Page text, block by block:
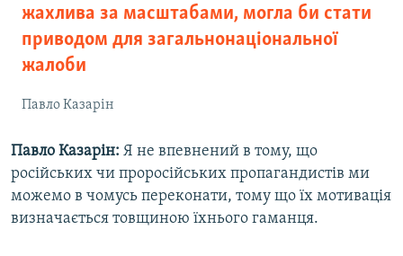
жахлива за масштабами, могла би стати
приводом для загальнонаціональної
жалоби
Павло Казарін
Павло Казарін: Я не впевнений в тому, що
російських чи проросійських пропагандистів ми
можемо в чомусь переконати, тому що їх мотивація
визначається товщиною їхнього гаманця.